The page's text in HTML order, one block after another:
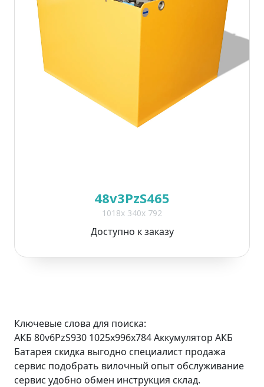
48v3PzS465
1018x 340x 792
Доступно к заказу
Ключевые слова для поиска:
АКБ 80v6PzS930 1025x996x784 Аккумулятор АКБ
Батарея скидка выгодно специалист продажа
сервис подобрать вилочный опыт обслуживание
сервис удобно обмен инструкция склад.